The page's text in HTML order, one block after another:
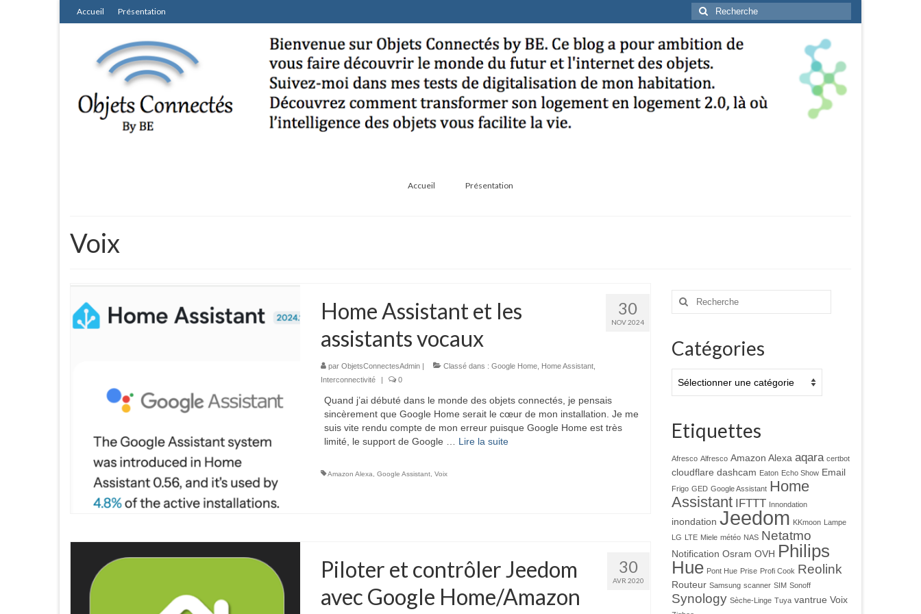
Accueil Présentation
Rechercher
:
Accueil Présentation
Voix
30
NOV 2024
Home Assistant et les
assistants vocaux
par ObjetsConnectesAdmin| Classé dans : Google Home, Home Assistant,
Interconnectivité
0
Quand j’ai débuté dans le monde des objets connectés, je pensais
sincèrement que Google Home serait le cœur de mon installation. Je me
suis vite rendu compte de mon erreur puisque Google Home est très
limité, le support de Google … Lire la suite­­
Amazon Alexa, Google Assistant, Voix
30
AVR 2020
Piloter et contrôler Jeedom
avec Google Home/Amazon
Rechercher
Catégories
Etiquettes
Afresco Alfresco Amazon Alexa aqara certbot
cloudflare dashcam Eaton Echo Show Email
Frigo GED Google Assistant Home
Assistant
IFTTT Innondation
inondation Jeedom KKmoon
Lampe
LG
LTE Miele météo NAS Netatmo
Notification Osram OVH Philips
Hue Pont Hue Prise Profi Cook Reolink
Routeur Samsung scanner SIM Sonoff
Synology Sèche-Linge Tuya vantrue Voix